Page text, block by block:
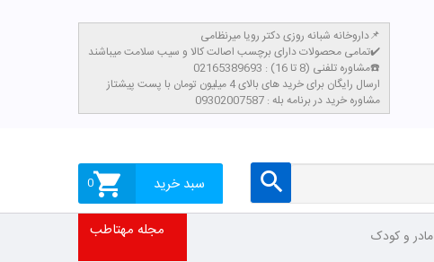
داروخانه شبانه روزی دکتر رویا میرنظامی📌
تمامی محصولات دارای برچسب اصالت کالا و سیب سلامت میباشند✔️
مشاوره تلفنی (8 تا 16) : 02165389693☎️
​ارسال رایگان برای خرید های بالای 4 میلیون تومان با پست پیشتاز
مشاوره خرید در برنامه بله : 09302007587
سبد خرید 0
مادر و کودک مجله مهتاطب